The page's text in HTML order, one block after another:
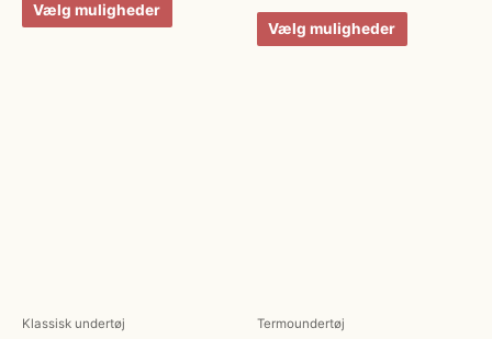
Vælg muligheder
Vælg muligheder
Klassisk undertøj Termoundertøj